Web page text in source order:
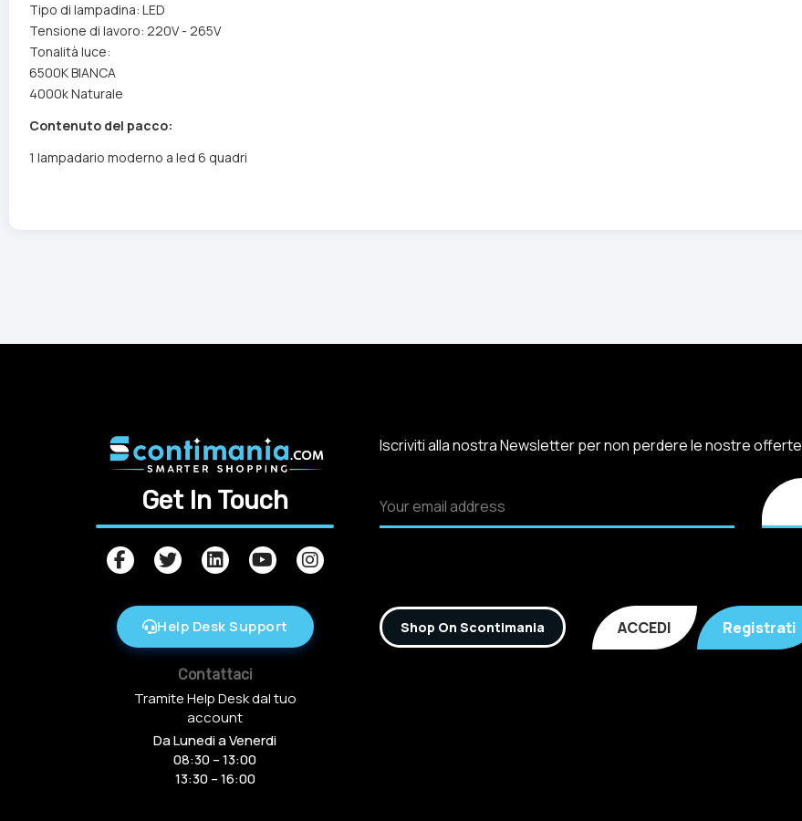
Tipo di lampadina: LED
Tensione di lavoro: 220V - 265V
Tonalità luce:
6500K BIANCA
4000k Naturale
Contenuto del pacco:
1 lampadario moderno a led 6 quadri
Get In Touch
Help Desk Support
Contattaci
Tramite Help Desk dal tuo
account
Da Lunedi a Venerdi
08:30 – 13:00
13:30 – 16:00
Iscriviti alla nostra Newsletter per non perdere le nostre offerte
Shop On Scontimania ACCEDI Registrati